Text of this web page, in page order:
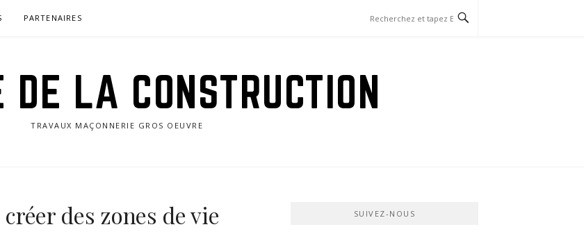
PARTENAIRES
DE LA CONSTRUCTION
TRAVAUX MAÇONNERIE GROS OEUVRE
des zones de vie
SUIVEZ-NOUS